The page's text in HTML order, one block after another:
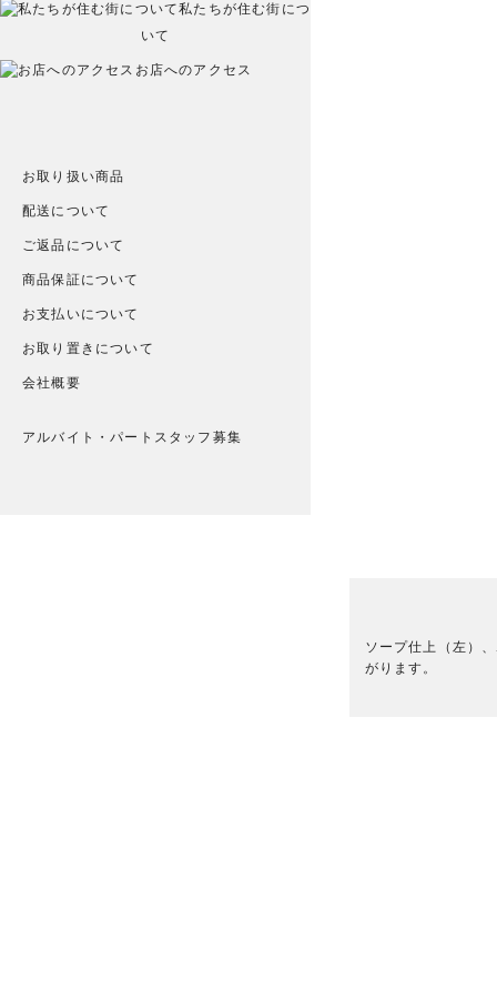
ソープ仕上（左）
がります。
私たちが住む街につ
いて
お店へのアクセス
お取り扱い商品
配送について
ご返品について
商品保証について
お支払いについて
お取り置きについて
会社概要
アルバイト・パートスタッフ募集